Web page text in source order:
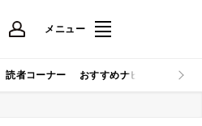
メニュー
読者コーナー おすすめナビ マイナビ